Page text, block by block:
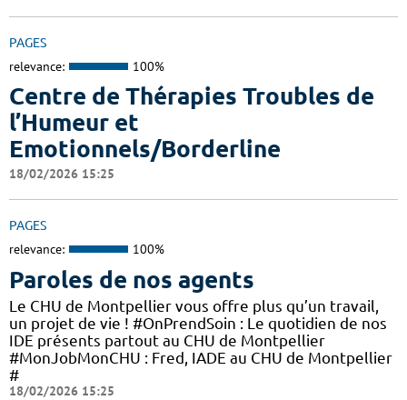
PAGES
relevance: 100%
Centre de Thérapies Troubles de
l’Humeur et
Emotionnels/Borderline
18/02/2026 15:25
PAGES
relevance: 100%
Paroles de nos agents
Le CHU de Montpellier vous offre plus qu’un travail,
un projet de vie ! #OnPrendSoin : Le quotidien de nos
IDE présents partout au CHU de Montpellier
#MonJobMonCHU : Fred, IADE au CHU de Montpellier
#
18/02/2026 15:25